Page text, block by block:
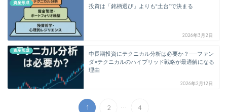
資産形成
投資は「銘柄選び」よりも“土台”で決まる
2026年3月2日
資産形成
中長期投資にテクニカル分析は必要か？──ファン
ダ×テクニカルのハイブリッド戦略が最適解になる
理由
2026年2月12日
1 2 ... 4